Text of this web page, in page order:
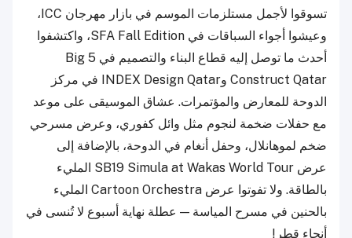
تسوقوا لأجمل مستلزمات الموسم في بازار مهرجان ICC،
وعيشوا أجواء السباقات في SFA Fall Edition، واكتشفوا
أحدث ما توصل إليه قطاع البناء والتصميم في Big 5
Construct Qatar وINDEX Design Qatar في مركز
الدوحة للمعارض والمؤتمرات. عشاق الموسيقى على موعد
مع حفلات ضخمة لنجوم مثل وائل كفوري، وعرض مسرحي
ضخم لموهانلال، وحفل أنغام في الدوحة، بالإضافة إلى
عرض SB19 Simula at Wakas World Tour المليء
بالطاقة. ولا تفوتوا عرض Cartoon Orchestra المليء
بالحنين في مسرح المياسة — عطلة نهاية أسبوع لا تُنسى في
أنحاء قطر!